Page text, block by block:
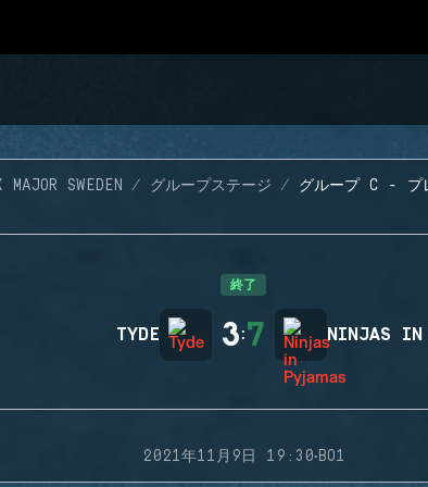
MAJOR SWEDEN グループステージ グループ C - プ
終了
TYDE 3:7 NINJAS IN
2021年11月9日 19:30·BO1